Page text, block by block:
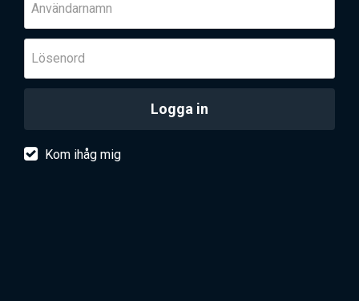
Användarnamn
Lösenord
Logga in
Kom ihåg mig